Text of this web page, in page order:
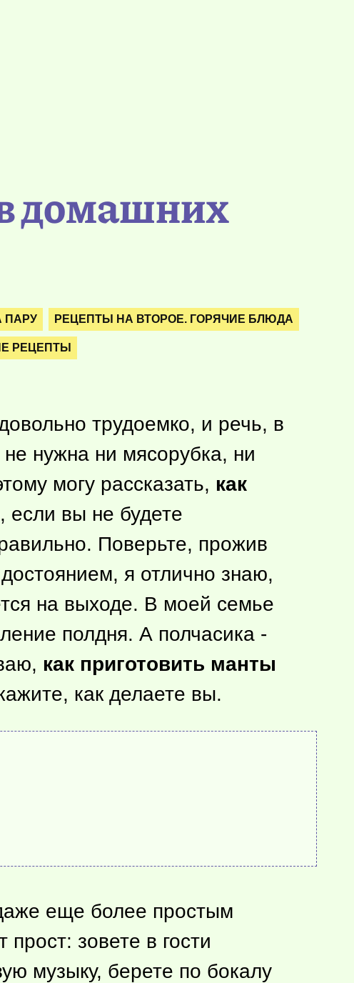
домашних
ПАРУ РЕЦЕПТЫ НА ВТОРОЕ. ГОРЯЧИЕ БЛЮДА
РЕЦЕПТЫ
трудоемко, и речь, в
нужна ни мясорубка, ни
могу рассказать, как
если вы не будете
Поверьте, прожив
я отлично знаю,
на выходе. В моей семье
полдня. А полчасика -
как приготовить манты
как делаете вы.
еще более простым
зовете в гости
музыку, берете по бокалу